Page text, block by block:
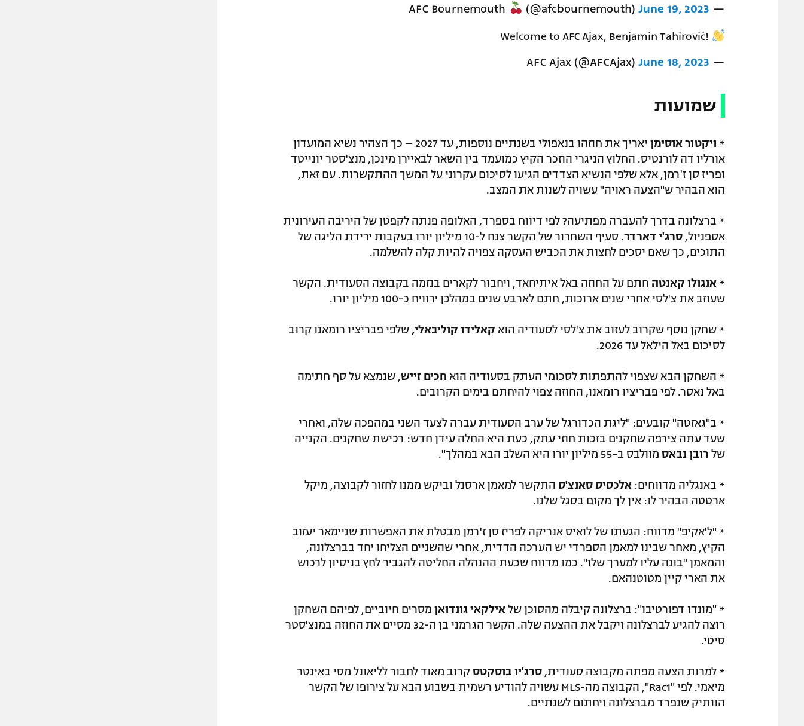
— AFC Bournemouth
(@afcbournemouth) June 19, 2023
Welcome to AFC Ajax, Benjamin Tahirović!
— AFC Ajax (@AFCAjax)
June 18, 2023
שמועות
* ויקטור אוסימן
יאריך את חוזהו בנאפולי בשנתיים נוספות, עד 2027 – כך הצהיר נשיא המועדון
אורליו דה לורנטיס. החלוץ הניגרי הוזכר הקיץ כמועמד בין השאר לבאיירן מינכן, מנצ'סטר יונייטד
ופריז סן ז'רמן, אלא שלפי הנשיא הצדדים הגיעו לסיכום עקרוני על המשך ההתקשרות. עם זאת,
הוא הבהיר ש"הצעה ראויה" עשויה לשנות את המצב.
* ברצלונה בדרך להעברה מפתיעה? לפי דיווח בספרד, האלופה פנתה לקפטן של היריבה העירונית
אספניול, סרג'י דארדר
. סעיף השחרור של הקשר צנח ל-10 מיליון יורו בעקבות ירידת הליגה של
התוכים, כך שאם יסכים לחצות את הכביש העסקה צפויה להיות קלה להשלמה.
* אנגולו קאנטה חתם על החוזה באל איתיחאד, ויחבור לקארים בנזמה בקבוצה הסעודית. הקשר
שעוזב את צ'לסי אחרי שנים ארוכות, חתם לארבע שנים במהלכן ירוויח כ-100 מיליון יורו.
* שחקן נוסף שקרוב לעזוב את צ'לסי לסעודיה הוא קאלידו קוליבאלי, שלפי פבריציו רומאנו קרוב
לסיכום באל הילאל עד 2026.
* השחקן הבא שצפוי להתפתות לסכומי העתק בסעודיה הוא חכים זייש, שנמצא על סף חתימה
באל נאסר. לפי פבריציו רומאנו, החוזה צפוי להיחתם בימים הקרובים.
* ב"גאזטה" קובעים: "ליגת הכדורגל של ערב הסעודית עברה לצעד השני במהפכה שלה, ואחרי
שעד עתה צירפה שחקנים בזכות חוזי עתק, כעת היא החלה עידן חדש: רכישת שחקנים. הקנייה
של רובן נבאס מוולבס ב-55 מיליון יורו היא השלב הבא במהלך".
* באנגליה מדווחים: אלכסיס סאנצ'ס התקשר למאמן ארסנל וביקש ממנו לחזור לקבוצה, מיקל
ארטטה הבהיר לו: אין לך מקום בסגל שלנו.
* "ל'אקיפ" מדווח: הגעתו של לואיס אנריקה לפריז סן ז'רמן מבטלת את האפשרות שניימאר יעזוב
הקיץ, מאחר שבינו למאמן הספרדי יש הערכה הדדית, אחרי שהשניים הצליחו יחד בברצלונה,
והמאמן "בונה עליו למערך שלו". כמו מדווח שכעת ההנהלה החליטה להגביר לחץ בניסיון לרכוש
את הארי קיין מטוטנהאם.
* "מונדו דפורטיבו": ברצלונה קיבלה מהסוכן של אילקאי גונדואן מסרים חיוביים, לפיהם השחקן
רוצה להגיע לברצלונה ויקבל את ההצעה שלה. הקשר הגרמני בן ה-32 מסיים את החוזה במנצ'סטר
סיטי.
* למרות הצעה מפתה מקבוצה סעודית, סרג'יו בוסקטס קרוב מאוד לחבור לליאונל מסי באינטר
מיאמי. לפי "Rac1", הקבוצה מה-MLS עשויה להודיע רשמית בשבוע הבא על צירופו של הקשר
הוותיק שנפרד מברצלונה ויחתום לשנתיים.